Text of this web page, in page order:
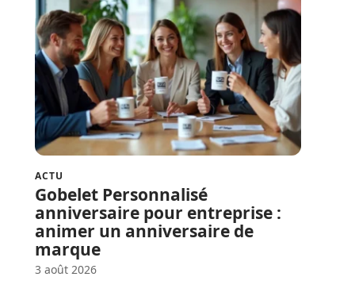
ACTU
Gobelet Personnalisé
anniversaire pour entreprise :
animer un anniversaire de
marque
3 août 2026